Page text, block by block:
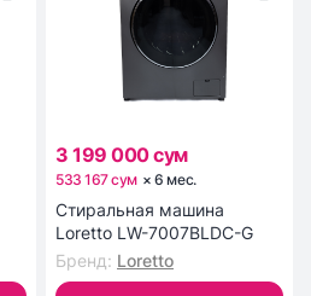
3 199 000 сум
533 167 сум ×6 мес.
Стиральная машина
Loretto LW-7007BLDC-G
Бренд: Loretto